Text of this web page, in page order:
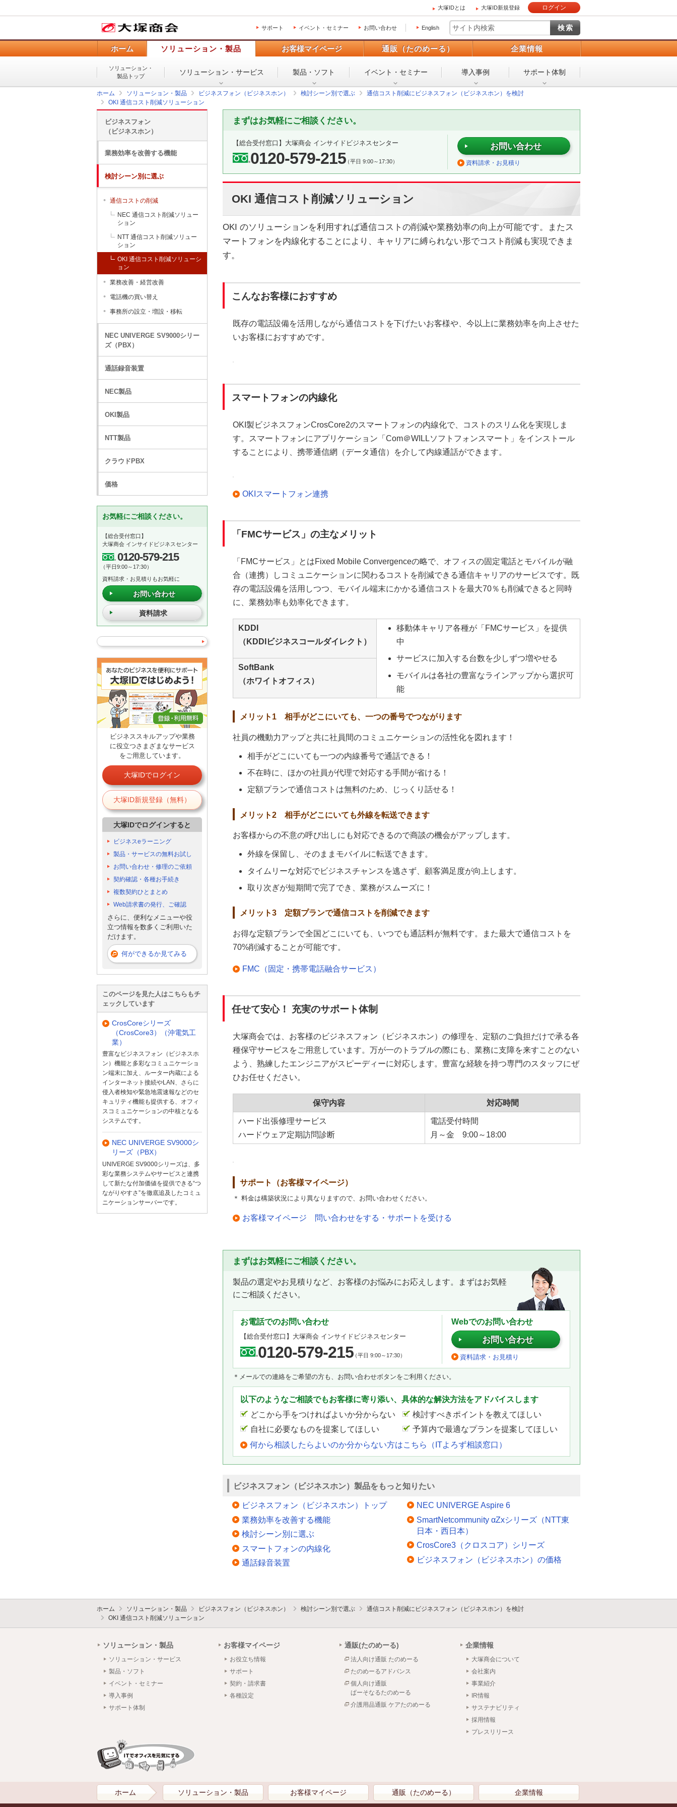
大塚IDとは 大塚ID新規登録 ログイン
サポート イベント・セミナー お問い合わせ English
ホーム ソリューション・製品 お客様マイページ 通販（たのめーる） 企業情報
ソリューション・
製品トップ
ソリューション・ サービス 製品・ソフト イベント・ セミナー 導入事例 サポート体制
ホーム ソリューション・製品 ビジネスフォン（ビジネスホン） 検討シーン別で選ぶ
通信コスト削減にビジネスフォン（ビジネスホン）を検討
OKI 通信コスト削減ソリューション
まずはお気軽にご相談ください。
【総合受付窓口】 大塚商会 インサイドビジネスセンター
0120-579-215（平日 9:00～17:30）
お問い合わせ
資料請求・お見積り
OKI 通信コスト削減ソリューション
OKI のソリューションを利用すれば通信コストの削減や業務効率の向上が可能です。またス
マートフォンを内線化することにより、キャリアに縛られない形でコスト削減も実現できま
す。
こんなお客様におすすめ
既存の電話設備を活用しながら通信コストを下げたいお客様や、今以上に業務効率を向上させた
いお客様におすすめです。
スマートフォンの内線化
OKI製ビジネスフォンCrosCore2のスマートフォンの内線化で、コストのスリム化を実現しま
す。スマートフォンにアプリケーション「Com＠WILLソフトフォンスマート」をインストール
することにより、携帯通信網（データ通信）を介して内線通話ができます。
OKIスマートフォン連携
「FMCサービス」の主なメリット
「FMCサービス」とはFixed Mobile Convergenceの略で、オフィスの固定電話とモバイルが融
合（連携）しコミュニケーションに関わるコストを削減できる通信キャリアのサービスです。既
存の電話設備を活用しつつ、モバイル端末にかかる通信コストを最大70％も削減できると同時
に、業務効率も効率化できます。
KDDI
（KDDIビジネスコールダイレクト）
移動体キャリア各種が「FMCサービス」を提供
中
サービスに加入する台数を少しずつ増やせる
モバイルは各社の豊富なラインアップから選択可
能
SoftBank
（ホワイトオフィス）
メリット1 相手がどこにいても、一つの番号でつながります
社員の機動力アップと共に社員間のコミュニケーションの活性化を図れます！
相手がどこにいても一つの内線番号で通話できる！
不在時に、ほかの社員が代理で対応する手間が省ける！
定額プランで通信コストは無料のため、じっくり話せる！
メリット2 相手がどこにいても外線を転送できます
お客様からの不意の呼び出しにも対応できるので商談の機会がアップします。
外線を保留し、そのままモバイルに転送できます。
タイムリーな対応でビジネスチャンスを逃さず、顧客満足度が向上します。
取り次ぎが短期間で完了でき、業務がスムーズに！
メリット3 定額プランで通信コストを削減できます
お得な定額プランで全国どこにいても、いつでも通話料が無料です。また最大で通信コストを
70%削減することが可能です。
FMC（固定・携帯電話融合サービス）
任せて安心！ 充実のサポート体制
大塚商会では、お客様のビジネスフォン（ビジネスホン）の修理を、定額のご負担だけで承る各
種保守サービスをご用意しています。万が一のトラブルの際にも、業務に支障を来すことのない
よう、熟練したエンジニアがスピーディーに対応します。豊富な経験を持つ専門のスタッフにぜ
ひお任せください。
保守内容 対応時間
ハード出張修理サービス
ハードウェア定期訪問診断
電話受付時間
月～金 9:00～18:00
サポート（お客様マイページ）
＊ 料金は構築状況により異なりますので、お問い合わせください。
お客様マイページ 問い合わせをする・サポートを受ける
まずはお気軽にご相談ください。
製品の選定やお見積りなど、お客様のお悩みにお応えします。まずはお気軽
にご相談ください。
お電話でのお問い合わせ
【総合受付窓口】 大塚商会 インサイドビジネスセンター
0120-579-215（平日 9:00～17:30）
Webでのお問い合わせ
お問い合わせ
資料請求・お見積り
＊メールでの連絡をご希望の方も、お問い合わせボタンをご利用ください。
以下のようなご相談でもお客様に寄り添い、具体的な解決方法をアドバイスします
どこから手をつければよいか分からない
検討すべきポイントを教えてほしい
自社に必要なものを提案してほしい
予算内で最適なプランを提案してほしい
何から相談したらよいのか分からない方はこちら（ITよろず相談窓口）
ビジネスフォン（ビジネスホン）製品をもっと知りたい
ビジネスフォン（ビジネスホン）トップ
業務効率を改善する機能
検討シーン別に選ぶ
スマートフォンの内線化
通話録音装置
NEC UNIVERGE Aspire 6
SmartNetcommunity αZxシリーズ（NTT東
日本・西日本）
CrosCore3（クロスコア）シリーズ
ビジネスフォン（ビジネスホン）の価格
ビジネスフォン
（ビジネスホン）
業務効率を改善する機能
検討シーン別に選ぶ
通信コストの削減
NEC 通信コスト削減ソリュー
ション
NTT 通信コスト削減ソリュー
ション
OKI 通信コスト削減ソリューシ
ョン
業務改善・経営改善
電話機の買い替え
事務所の設立・増設・移転
NEC UNIVERGE SV9000シリー
ズ（PBX）
通話録音装置
NEC製品
OKI製品
NTT製品
クラウドPBX
価格
お気軽にご相談ください。
【総合受付窓口】
大塚商会 インサイドビジネスセンター
0120-579-215
（平日9:00～17:30）
資料請求・お見積りもお気軽に
お問い合わせ
資料請求
ビジネススキルアップや業務
に役立つさまざまなサービス
をご用意しています。
大塚IDでログイン
大塚ID新規登録（無料）
大塚IDでログインすると
ビジネスeラーニング
製品・サービスの無料お試し
お問い合わせ・修理のご依頼
契約確認・各種お手続き
複数契約ひとまとめ
Web請求書の発行、ご確認
さらに、便利なメニューや役
立つ情報を数多くご利用いた
だけます。
何ができるか見てみる
このページを見た人はこちらもチ
ェックしています
CrosCoreシリーズ
（CrosCore3）（沖電気工
業）
豊富なビジネスフォン（ビジネスホ
ン）機能と多彩なコミュニケーショ
ン端末に加え、ルーター内蔵による
インターネット接続やLAN、さらに
侵入者検知や緊急地震速報などのセ
キュリティ機能も提供する、オフィ
スコミュニケーションの中核となる
システムです。
NEC UNIVERGE SV9000シ
リーズ（PBX）
UNIVERGE SV9000シリーズは、多
彩な業務システムやサービスと連携
して新たな付加価値を提供できる“つ
ながりやすさ”を徹底追及したコミュ
ニケーションサーバーです。
ホーム ソリューション・製品 ビジネスフォン（ビジネスホン） 検討シーン別で選ぶ
通信コスト削減にビジネスフォン（ビジネスホン）を検討
OKI 通信コスト削減ソリューション
ソリューション・製品
ソリューション・サービス
製品・ソフト
イベント・セミナー
導入事例
サポート体制
お客様マイページ
お役立ち情報
サポート
契約・請求書
各種設定
通販(たのめーる)
法人向け通販 たのめーる
たのめーるアドバンス
個人向け通販
ぱーそなるたのめーる
介護用品通販 ケアたのめーる
企業情報
大塚商会について
会社案内
事業紹介
IR情報
サステナビリティ
採用情報
プレスリリース
ホーム ソリューション・製品 お客様マイページ 通販（たのめーる） 企業情報